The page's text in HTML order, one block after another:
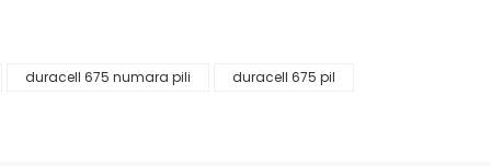
duracell 675 numara pili
duracell 675 pil